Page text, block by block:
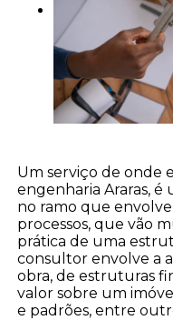
Um serviço de onde
engenharia Araras,
no ramo que envolve
processos, que vão
prática de uma
consultor envolve a
obra, de estruturas
valor sobre um
e padrões, entre